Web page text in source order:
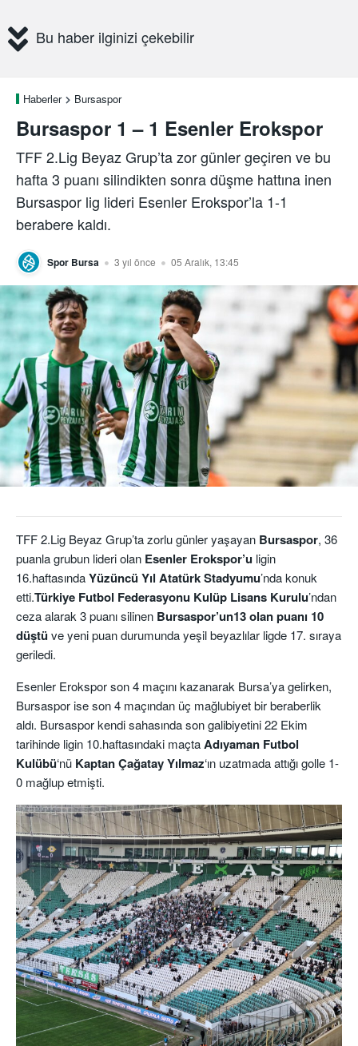
Bu haber ilginizi çekebilir
Haberler Bursaspor
Bursaspor 1 – 1 Esenler Erokspor
TFF 2.Lig Beyaz Grup’ta zor günler geçiren ve bu
hafta 3 puanı silindikten sonra düşme hattına inen
Bursaspor lig lideri Esenler Erokspor’la 1-1
berabere kaldı.
Spor Bursa 3 yıl önce 05 Aralık, 13:45
TFF 2.Lig Beyaz Grup’ta zorlu günler yaşayan Bursaspor, 36
puanla grubun lideri olan Esenler Erokspor’u ligin
16.haftasındaYüzüncü Yıl Atatürk Stadyumu’nda konuk
etti.Türkiye Futbol Federasyonu Kulüp Lisans Kurulu’ndan
ceza alarak 3 puanı silinen Bursaspor’un13 olan puanı 10
düştüve yeni puan durumunda yeşil beyazlılar ligde 17. sıraya
geriledi.
Esenler Erokspor son 4 maçını kazanarak Bursa’ya gelirken,
Bursaspor ise son 4 maçından üç mağlubiyet bir beraberlik
aldı. Bursaspor kendi sahasında son galibiyetini 22 Ekim
tarihinde ligin 10.haftasındaki maçtaAdıyaman Futbol
Kulübü‘nü Kaptan Çağatay Yılmaz‘ın uzatmada attığı golle 1-
0 mağlup etmişti.